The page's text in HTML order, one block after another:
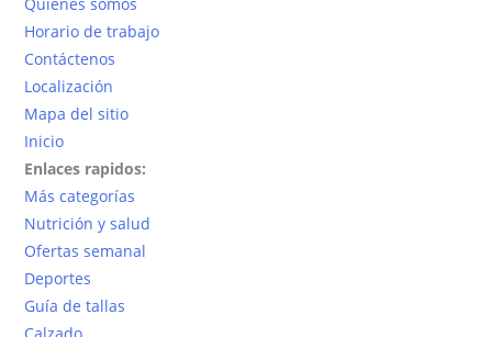
Horario de trabajo
Contáctenos
Localización
Mapa del sitio
Inicio
Enlaces rapidos:
Más categorías
Nutrición y salud
Ofertas semanal
Deportes
Guía de tallas